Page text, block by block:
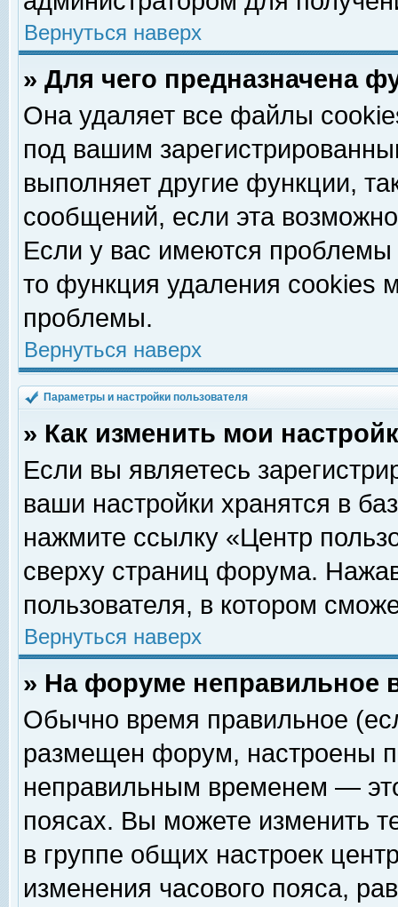
Вернуться наверх
» Для чего предназначена
Она удаляет все файлы
под вашим
выполняет другие функции,
сообщений, если эта
Если у вас имеются
то функция удаления cookies
проблемы.
Вернуться наверх
Параметры и настройки пользователя
» Как изменить мои
Если вы являетесь
ваши настройки хранятся в
нажмите ссылку «Центр
сверху страниц форума.
пользователя, в котором
Вернуться наверх
» На форуме неправильное
Обычно время правильное
размещен форум, настроены
неправильным временем —
поясах. Вы можете изменить
в группе общих настроек
изменения часового пояса,